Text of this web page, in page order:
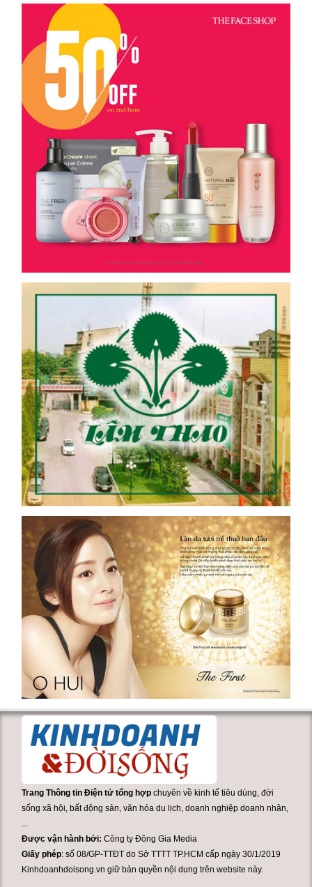
Trang Thông tin Điện tử tổng hợp chuyên về kinh tế tiêu dùng, đời
sống xã hội, bất động sản, văn hóa du lịch, doanh nghiệp doanh nhân,
...
Được vận hành bởi:Công ty Đông Gia Media
Giấy phép: số 08/GP-TTĐT do Sở TTTT TP.HCM cấp ngày 30/1/2019
Kinhdoanhdoisong.vn giữ bản quyền nội dung trên website này.